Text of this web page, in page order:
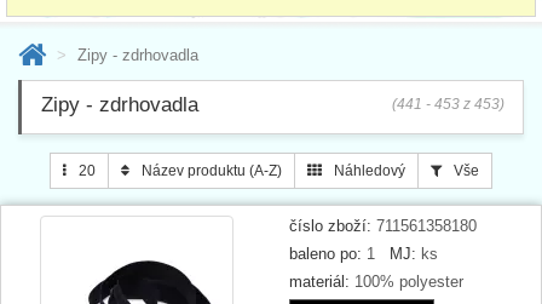
Zipy - zdrhovadla
Zipy - zdrhovadla (441 - 453 z 453)
20 Název produktu (A-Z) Náhledový Vše
číslo zboží: 711561358180
baleno po: 1 MJ: ks
materiál: 100% polyester